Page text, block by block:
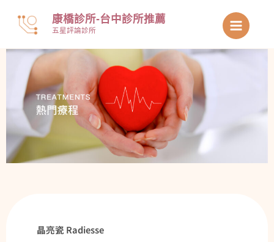
要
康橋診所-台中診所推薦
五星評論診所
晶亮瓷 Radiesse